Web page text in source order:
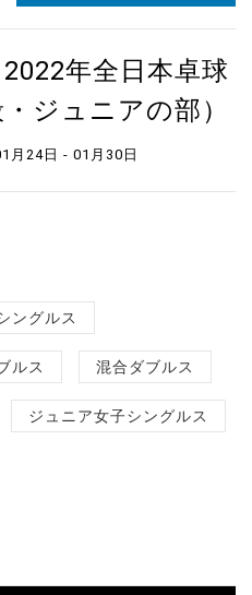
年全日本卓球
ジュニアの部）
月24日 - 01月30日
ングルス
ルス 混合ダブルス
ジュニア女子シングルス